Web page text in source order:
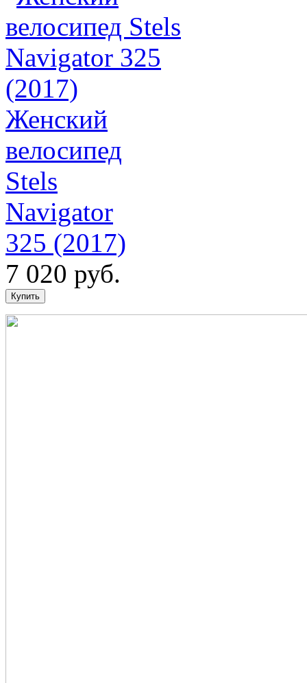
Женский
велосипед
Stels
Navigator
325 (2017)
7 020 руб.